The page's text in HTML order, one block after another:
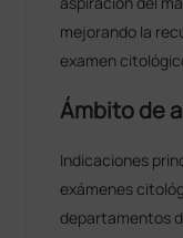
mejorando la
examen
Ámbito de
Indicaciones
exámenes
departamentos